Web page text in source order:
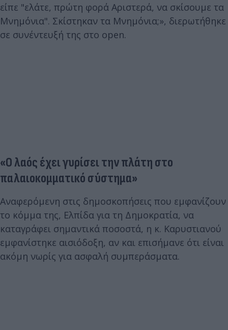
είπε "ελάτε, πρώτη φορά Αριστερά, να σκίσουμε τα
Μνημόνια". Σκίστηκαν τα Μνημόνια;», διερωτήθηκε
σε συνέντευξή της στο open.
«Ο λαός έχει γυρίσει την πλάτη στο
παλαιοκομματικό σύστημα»
Αναφερόμενη στις δημοσκοπήσεις που εμφανίζουν
το κόμμα της, Ελπίδα για τη Δημοκρατία, να
καταγράφει σημαντικά ποσοστά, η κ. Καρυστιανού
εμφανίστηκε αισιόδοξη, αν και επισήμανε ότι είναι
ακόμη νωρίς για ασφαλή συμπεράσματα.